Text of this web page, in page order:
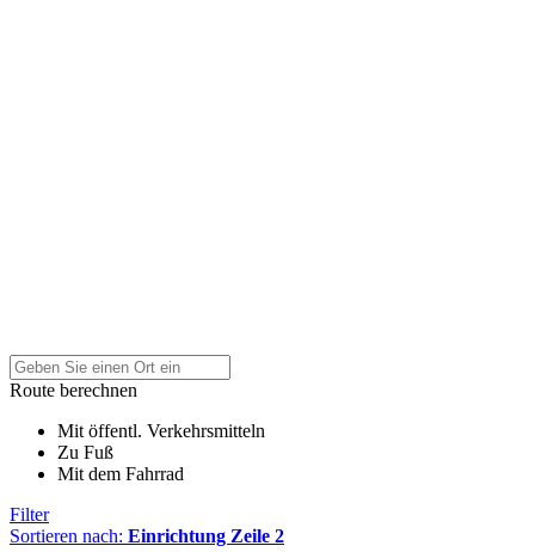
Route berechnen
Mit öffentl. Verkehrsmitteln
Zu Fuß
Mit dem Fahrrad
Filter
Sortieren nach: Einrichtung Zeile 2